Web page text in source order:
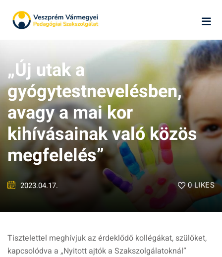
content
„Új utak a
gyógytestnevelésben,
avagy a mai kor
kihívásainak való közös
megfelelés”
2023.04.17. 0 LIKES
Tisztelettel meghívjuk az érdeklődő kollégákat, szülőket,
kapcsolódva a „Nyitott ajtók a Szakszolgálatoknál”